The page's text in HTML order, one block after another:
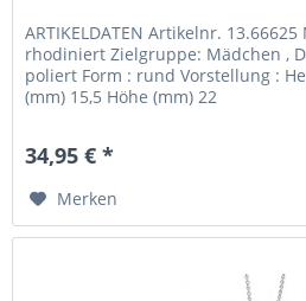
ARTIKELDATEN Artikelnr.
rhodiniert Zielgruppe: Mädchen ,
poliert Form : rund Vorstellung :
(mm) 15,5 Höhe (mm) 22
34,95 € *
Merken